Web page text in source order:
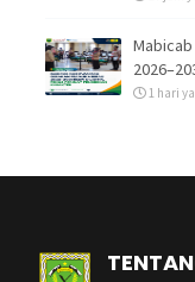
1 hari